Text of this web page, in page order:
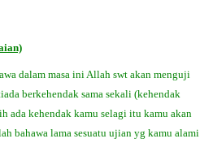
dalam masa ini Allah swt akan menguji
berkehendak sama sekali (kehendak
ada kehendak kamu selagi itu kamu akan
bahawa lama sesuatu ujian yg kamu alami